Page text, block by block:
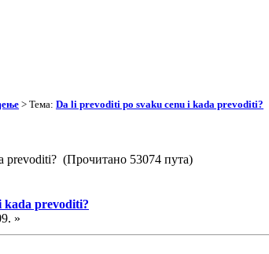
> Тема: Da li prevoditi po svaku cenu i kada prevoditi?
prevoditi? (Прочитано 53074 пута)
kada prevoditi?
»